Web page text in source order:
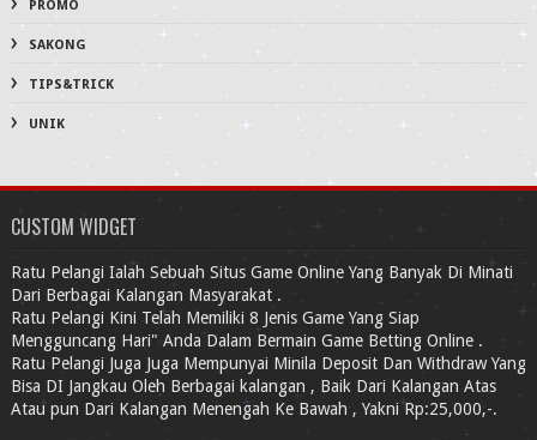
PROMO
SAKONG
TIPS&TRICK
UNIK
CUSTOM WIDGET
Ratu Pelangi Ialah Sebuah Situs Game Online Yang Banyak Di Minati
Dari Berbagai Kalangan Masyarakat .
Ratu Pelangi Kini Telah Memiliki 8 Jenis Game Yang Siap
Mengguncang Hari" Anda Dalam Bermain Game Betting Online .
Ratu Pelangi Juga Juga Mempunyai Minila Deposit Dan Withdraw Yang
Bisa DI Jangkau Oleh Berbagai kalangan , Baik Dari Kalangan Atas
Atau pun Dari Kalangan Menengah Ke Bawah , Yakni Rp:25,000,-.